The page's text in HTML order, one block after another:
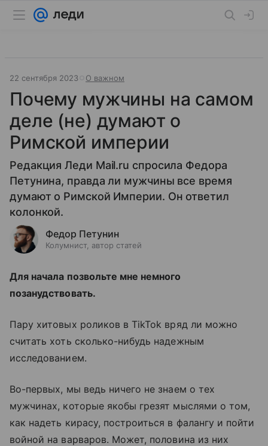
22 сентября 2023 О важном
Почему мужчины на самом
деле (не) думают о
Римской империи
Редакция Леди Mail.ru спросила Федора
Петунина, правда ли мужчины все время
думают о Римской Империи. Он ответил
колонкой.
Федор Петунин
Колумнист, автор статей
Для начала позвольте мне немного
позанудствовать.
Пару хитовых роликов в TikTok вряд ли можно
считать хоть сколько-нибудь надежным
исследованием.
Во-первых, мы ведь ничего не знаем о тех
мужчинах, которые якобы грезят мыслями о том,
как надеть кирасу, построиться в фалангу и пойти
войной на варваров. Может, половина из них